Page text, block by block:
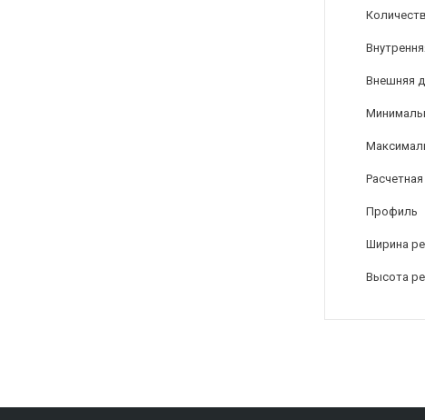
Внешняя
Профиль
Ширина
Высота